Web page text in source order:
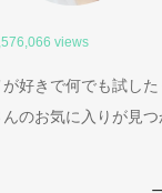
views
好きで何でも試し
のお気に入りが見つ